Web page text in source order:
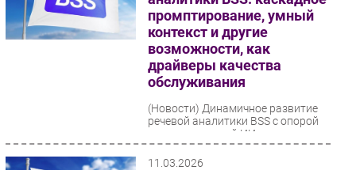
промптирование, умный
контекст и другие
возможности, как
драйверы качества
обслуживания
(Новости) Динамичное развитие
речевой аналитики BSS с опорой
на генеративный ИИ делают ее не
только инструментом глубокого
анализа, но и активным...
11.03.2026